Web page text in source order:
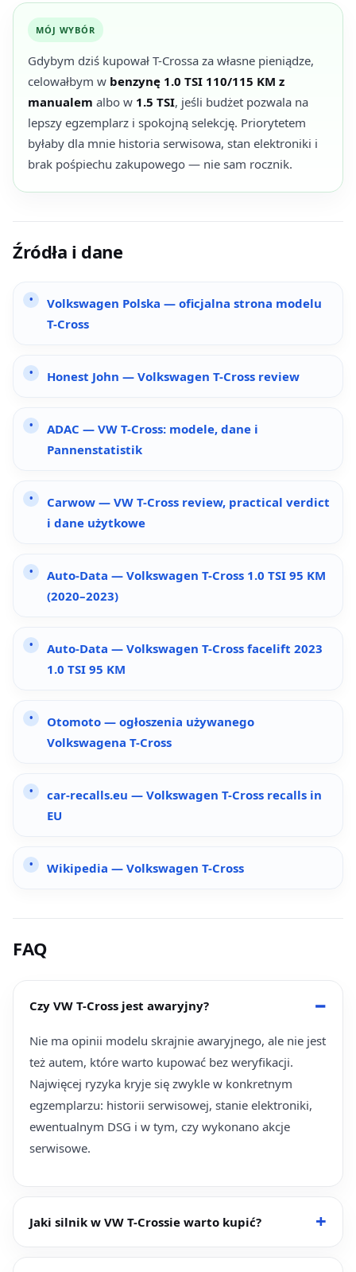
MÓJ WYBÓR
Gdybym dziś kupował T-Crossa za własne pieniądze,
celowałbym w benzynę 1.0 TSI 110/115 KM z
manualem albo w 1.5 TSI, jeśli budżet pozwala na
lepszy egzemplarz i spokojną selekcję. Priorytetem
byłaby dla mnie historia serwisowa, stan elektroniki i
brak pośpiechu zakupowego — nie sam rocznik.
Źródła i dane
Volkswagen Polska — oficjalna strona modelu
T-Cross
Honest John — Volkswagen T-Cross review
ADAC — VW T-Cross: modele, dane i
Pannenstatistik
Carwow — VW T-Cross review, practical verdict
i dane użytkowe
Auto-Data — Volkswagen T-Cross 1.0 TSI 95 KM
(2020–2023)
Auto-Data — Volkswagen T-Cross facelift 2023
1.0 TSI 95 KM
Otomoto — ogłoszenia używanego
Volkswagena T-Cross
car-recalls.eu — Volkswagen T-Cross recalls in
EU
Wikipedia — Volkswagen T-Cross
FAQ
Czy VW T-Cross jest awaryjny?
Nie ma opinii modelu skrajnie awaryjnego, ale nie jest
też autem, które warto kupować bez weryfikacji.
Najwięcej ryzyka kryje się zwykle w konkretnym
egzemplarzu: historii serwisowej, stanie elektroniki,
ewentualnym DSG i w tym, czy wykonano akcje
serwisowe.
Jaki silnik w VW T-Crossie warto kupić?